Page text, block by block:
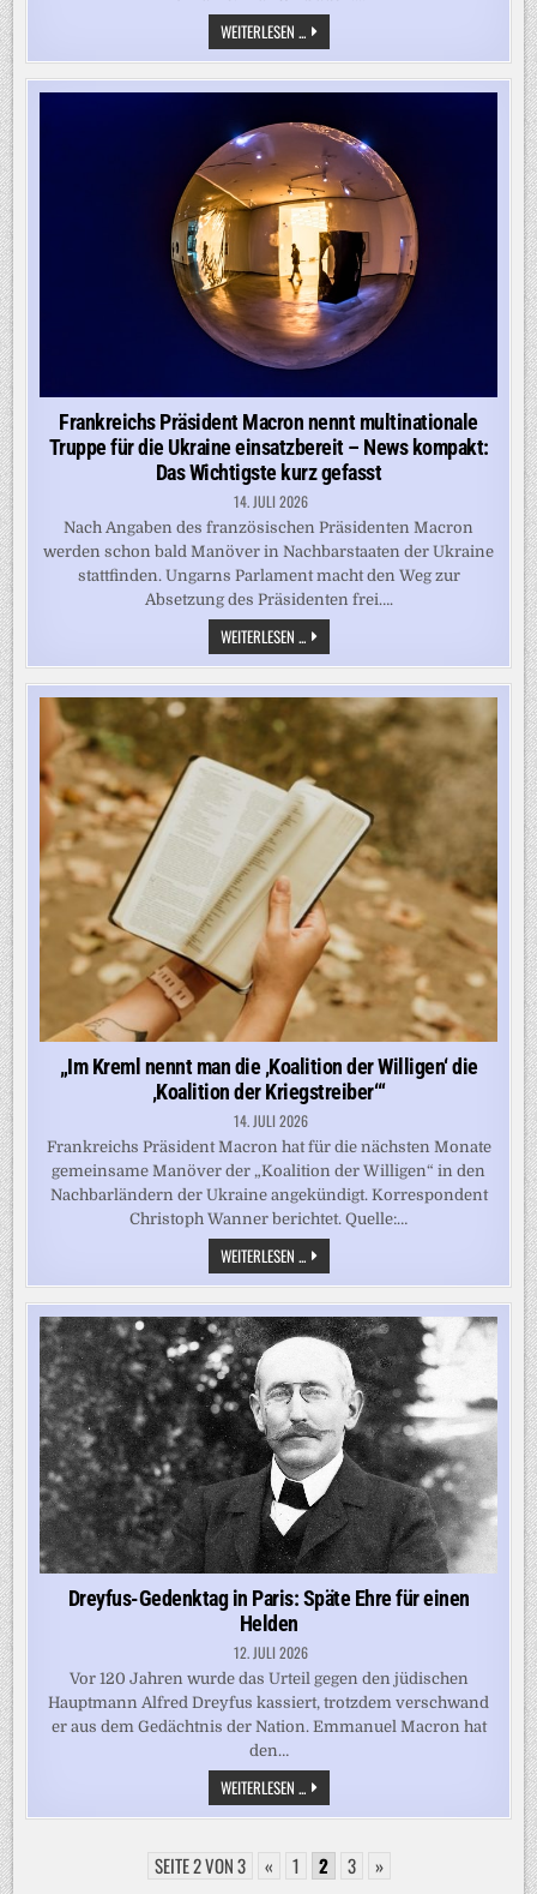
WEITERLESEN ... FRANKREICH
SETZT
MIT
MILITÄRPARADE
ZEICHEN
UKRAINE-
UNTERSTÜTZUNG
Frankreichs Präsident Macron nennt multinationale
Truppe für die Ukraine einsatzbereit – News kompakt:
Das Wichtigste kurz gefasst
14. JULI 2026
Nach Angaben des französischen Präsidenten Macron
werden schon bald Manöver in Nachbarstaaten der Ukraine
stattfinden. Ungarns Parlament macht den Weg zur
Absetzung des Präsidenten frei….
WEITERLESEN ...FRANKREICHS
PRÄSIDENT
MACRON
NENNT
MULTINATIONALE
TRUPPE
FÜR
UKRAINE
EINSATZBEREIT
–
NEWS
KOMPAKT:
DAS
WICHTIGSTE
KURZ
GEFASST
„Im Kreml nennt man die ‚Koalition der Willigen‘ die
‚Koalition der Kriegstreiber‘“
14. JULI 2026
Frankreichs Präsident Macron hat für die nächsten Monate
gemeinsame Manöver der „Koalition der Willigen“ in den
Nachbarländern der Ukraine angekündigt. Korrespondent
Christoph Wanner berichtet. Quelle:…
WEITERLESEN ... „IM
KREML
NENNT
MAN
DIE
‚KOALITION
DER
WILLIGEN‘
DIE
‚KOALITION
DER
KRIEGSTREIBER‘“
Dreyfus-Gedenktag in Paris: Späte Ehre für einen
Helden
12. JULI 2026
Vor 120 Jahren wurde das Urteil gegen den jüdischen
Hauptmann Alfred Dreyfus kassiert, trotzdem verschwand
er aus dem Gedächtnis der Nation. Emmanuel Macron hat
den…
WEITERLESEN ...DREYFUS-
GEDENKTAG
IN
SPÄTE
EHRE
FÜR
SEITE 2 VON 3 « 1 2 3 »